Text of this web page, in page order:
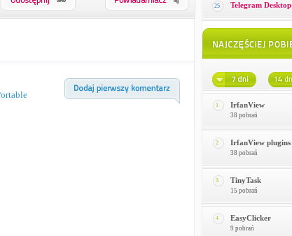
25 Telegram Desktop
1 IrfanView
38 pobrań
2 IrfanView plugins
38 pobrań
3 TinyTask
15 pobrań
4 EasyClicker
9 pobrań